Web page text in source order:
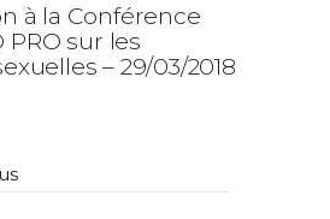
à la Conférence
PRO sur les
– 29/03/2018